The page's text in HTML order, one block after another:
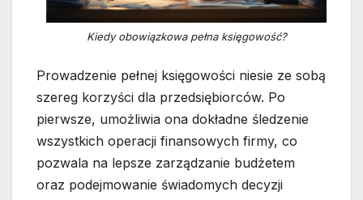
Kiedy obowiązkowa pełna księgowość?
Prowadzenie pełnej księgowości niesie ze sobą
szereg korzyści dla przedsiębiorców. Po
pierwsze, umożliwia ona dokładne śledzenie
wszystkich operacji finansowych firmy, co
pozwala na lepsze zarządzanie budżetem
oraz podejmowanie świadomych decyzji